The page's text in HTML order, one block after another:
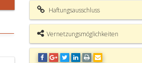
§ 16 GKaG Änderung der
Meldeeinheit
§ 17 GKaG Entlohnungs-,
Einstufungs- und
Vorrückungsbescheide
Haftungsausschluss
Vernetzungsmöglichkeiten